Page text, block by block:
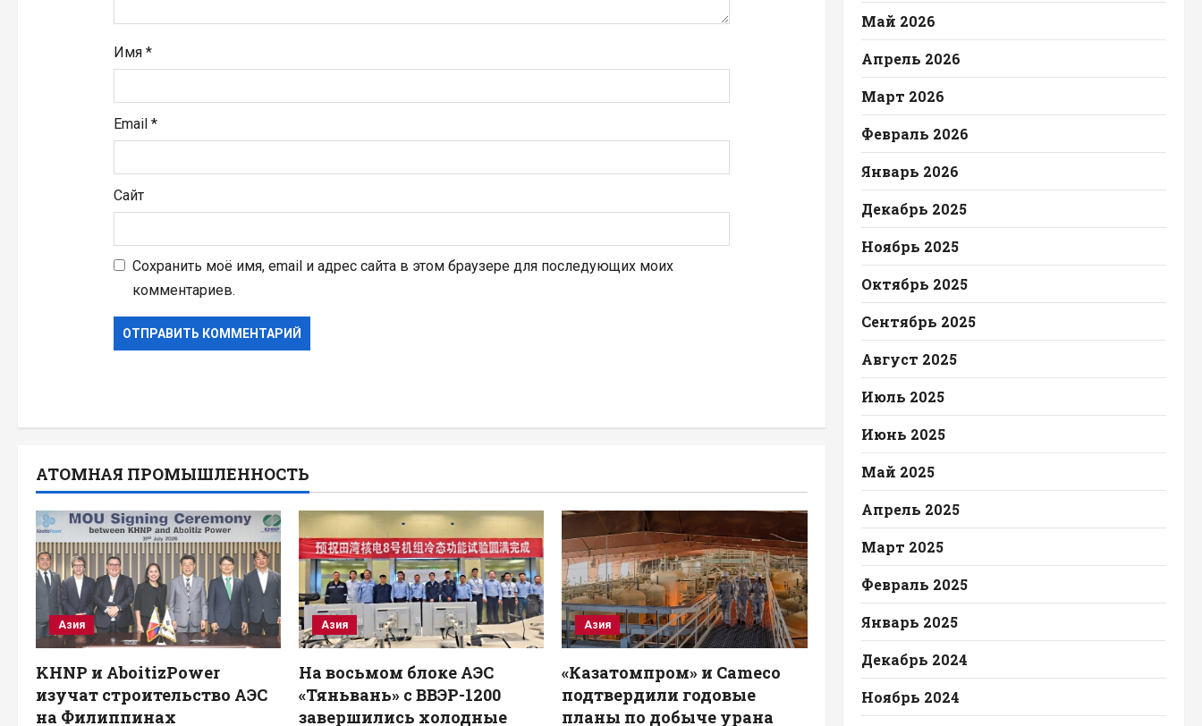
я
м
Имя *
Email *
Сайт
Сохранить моё имя, email и адрес сайта в этом браузере для последующих моих
комментариев.
АТОМНАЯ ПРОМЫШЛЕННОСТЬ
Азия
KHNP и AboitizPower
изучат строительство АЭС
на Филиппинах
Азия
На восьмом блоке АЭС
«Тяньвань» с ВВЭР-1200
завершились холодные
Азия
«Казатомпром» и Cameco
подтвердили годовые
планы по добыче урана
Май 2026
Апрель 2026
Март 2026
Февраль 2026
Январь 2026
Декабрь 2025
Ноябрь 2025
Октябрь 2025
Сентябрь 2025
Август 2025
Июль 2025
Июнь 2025
Май 2025
Апрель 2025
Март 2025
Февраль 2025
Январь 2025
Декабрь 2024
Ноябрь 2024